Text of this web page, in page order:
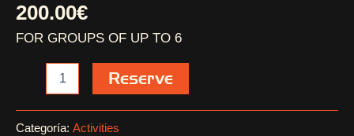
200.00€
FOR GROUPS OF UP TO 6
Reserve
Categoría: Activities